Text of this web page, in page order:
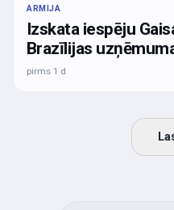
ARMIJA
Izskata iespēju
Brazīlijas
pirms 1 d